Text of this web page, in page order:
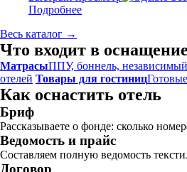
Подробнее
Весь каталог →
Что входит в оснащение
МатрасыППУ, боннель,
отелей Товары для гостиниц
Как оснастить отель
Бриф
Рассказываете о фонде: сколько
Ведомость и прайс
Составляем полную ведомость
Договор